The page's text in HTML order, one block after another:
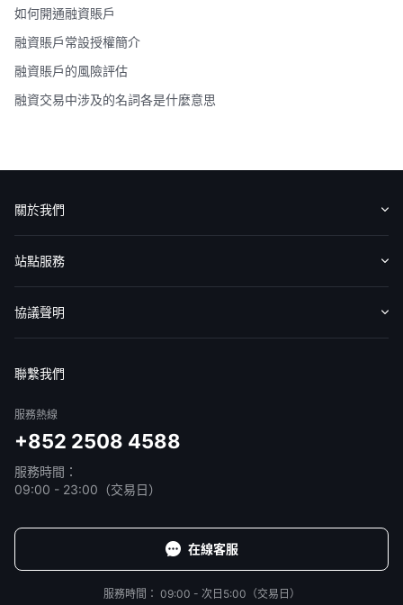
如何開通融資賬戶
融資賬戶常設授權簡介
融資賬戶的風險評估
融資交易中涉及的名詞各是什麼意思
關於我們
認識華盛
媒體報導
意見反饋
站點服務
收費標準
交易工具
幫助中心
協議聲明
聯繫我們
服務熱線
+852 2508 4588
服務時間：
09:00 - 23:00（交易日）
在線客服
服務時間： 09:00 - 次日5:00（交易日）